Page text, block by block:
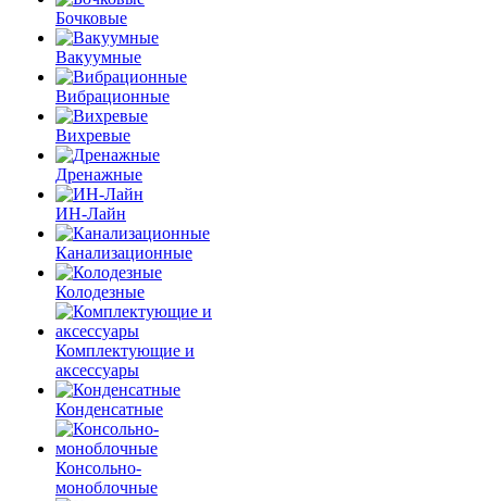
Бочковые
Вакуумные
Вибрационные
Вихревые
Дренажные
ИН-Лайн
Канализационные
Колодезные
Комплектующие и
аксессуары
Конденсатные
Консольно-
моноблочные